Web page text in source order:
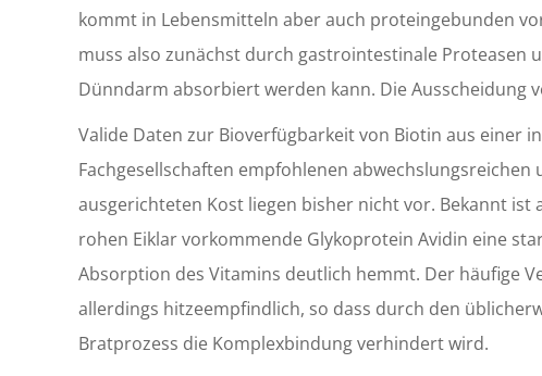
kommt in Lebensmitteln aber auch proteingebunden
muss also zunächst durch gastrointestinale Proteasen
Dünndarm absorbiert werden kann. Die Ausscheidung
Valide Daten zur Bioverfügbarkeit von Biotin aus einer
Fachgesellschaften empfohlenen
ausgerichteten Kost liegen bisher nicht vor. Bekannt
rohen Eiklar vorkommende Glykoprotein Avidin eine
Absorption des Vitamins deutlich hemmt. Der häufige
allerdings hitzeempfindlich, so dass durch den
Bratprozess die Komplexbindung verhindert wird.